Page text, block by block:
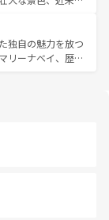
も異なる楽しみ
、仏教を中心とし
る旅人を魅了し続
ポットが密集し
魅力。息をのむよ
存分に楽しみ尽く
独自の魅力を放つ
リーナベイ、歴史
せないスポット